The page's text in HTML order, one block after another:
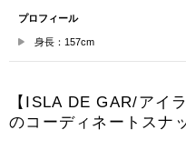
プロフィール
身長：157cm
【ISLA DE GAR/アイ
のコーディネートスナ